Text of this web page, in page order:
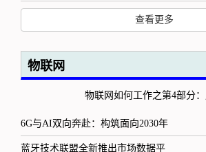
查看更多
物联网
物联网如何工作之第4部分
6G与AI双向奔赴：构筑面向2030年
蓝牙技术联盟全新推出市场数据平